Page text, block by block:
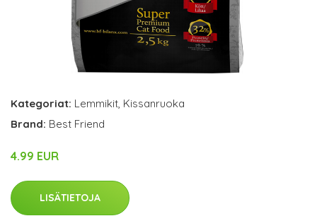
Kategoriat: Lemmikit, Kissanruoka
Brand: Best Friend
4.99 EUR
LISÄTIETOJA